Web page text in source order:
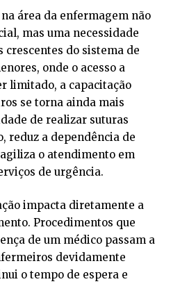
área da enfermagem não
mas uma necessidade
crescentes do sistema de
onde o acesso a
limitado, a capacitação
se torna ainda mais
de realizar suturas
reduz a dependência de
o atendimento em
de urgência.
impacta diretamente a
Procedimentos que
de um médico passam a
devidamente
o tempo de espera e